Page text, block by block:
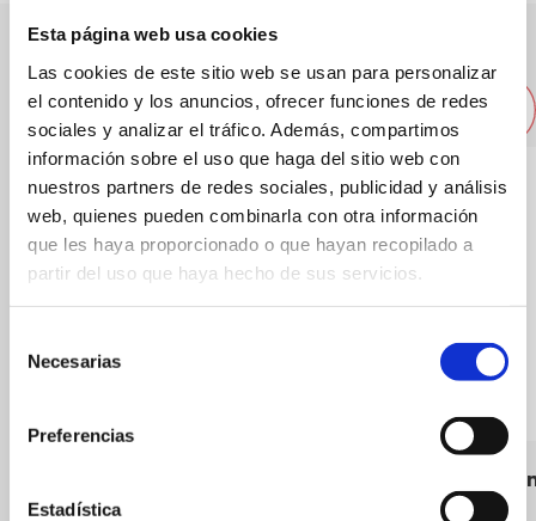
Esta página web usa cookies
Las cookies de este sitio web se usan para personalizar
el contenido y los anuncios, ofrecer funciones de redes
sociales y analizar el tráfico. Además, compartimos
información sobre el uso que haga del sitio web con
nuestros partners de redes sociales, publicidad y análisis
web, quienes pueden combinarla con otra información
que les haya proporcionado o que hayan recopilado a
partir del uso que haya hecho de sus servicios.
Necesarias
Preferencias
Estadística
Other nearby companies
Avda.